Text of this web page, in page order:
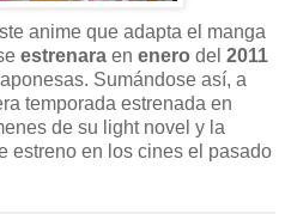
anime que adapta el manga
estrenara en enero del 2011
Sumándose así, a
temporada estrenada en
de su light novel y la
estreno en los cines el pasado